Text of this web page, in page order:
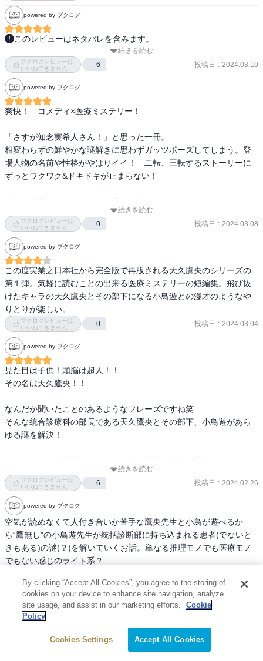
ただラノベとして見ると登場人物も魅了的ですし、短編集で読みや
すいですし、章を挟んで張られる伏線も論理的でかっちりとしてい
て面白いです。
こんなことを言うのは野暮ですが、一人でナイトダイブできる人が
潜水病知らないわけないでしょ…とは思いましたw
powered by ブクログ
このレビューはネタバレを含みます。
キャラクター一人一人の個性が強く親しみも感じるので、登場人物
は覚えやすい。テンポが良い。あっという間に読了。
そして何より現役医師が作者なので、けっこう絶妙なラインの医療
ミステリーになっていると思います。
重くなりすぎない、けれども医療現場で起こるミステリーとあって
シビアな現実も描かれている。
だろうな」と心から思った。
かなり刊行されているシリーズものということで、まず1巻読んでか
らと思っていましたが、続きも買ってみようと思います。
続きを読む
ブクログレビューは
いいねできません
6 投稿日 : 2024.03.10
powered by ブクログ
爽快！　コメディ×医療ミステリー！
「さすが知念実希人さん！」と思った一冊。
相変わらずの鮮やかな謎解きに思わずガッツポーズしてしまう。登
場人物の名前や性格がやはりイイ！　二転、三転するストーリーに
ずっとワクワク&ドキドキが止まらない！
続きを読む
ブクログレビューは
いいねできません
0 投稿日 : 2024.03.08
powered by ブクログ
この度実業之日本社から完全版で再版される天久鷹央のシリーズの
第１弾。気軽に読むことの出来る医療ミステリーの短編集。飛び抜
けたキャラの天久鷹央とその部下になる小鳥遊との漫才のようなや
りとりが楽しい。
ブクログレビューは
いいねできません
0 投稿日 : 2024.03.04
powered by ブクログ
見た目は子供！頭脳は超人！！
その名は天久鷹央！！
なんだか聞いたことのあるようなフレーズですね笑
そんな統合診療科の部長である天久鷹央とその部下、小鳥遊があら
ゆる謎を解決！
魂。。。
天久鷹央の歯に物を着せぬ物言いがなんとも清々しくそしてかっこ
よく感じました。
シリーズ化されているみたいなので、読み進めていきたいなと思い
ます♪
続きを読む
ブクログレビューは
いいねできません
6 投稿日 : 2024.02.26
powered by ブクログ
空気が読めなくて人付き合いか苦手な鷹央先生と小鳥が遊べるか
ら“鷹無し”の小鳥遊先生が統括診断部に持ち込まれる患者(でないと
きもある)の謎(？)を解いていくお話。単なる推理モノでも医療モノ
でもない感じのライト系？
お話が良かった。
登場人物も個性的で、これからイロイロ問題発生しそうだね笑
7ヶ月連続16冊刊行！！だなんて、どこまでついていけるは心配なと
いいねできません
0
By clicking “Accept All Cookies”, you agree to the storing of
cookies on your device to enhance site navigation, analyze
site usage, and assist in our marketing efforts.
Cookie
Policy
Cookies Settings Accept All Cookies